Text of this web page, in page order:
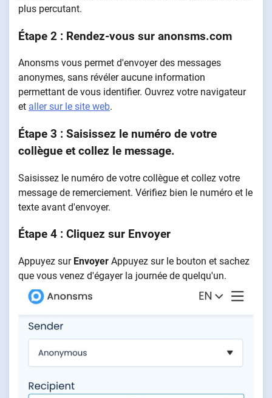
plus percutant.
Étape 2 : Rendez-vous sur anonsms.com
Anonsms vous permet d'envoyer des messages
anonymes, sans révéler aucune information
permettant de vous identifier. Ouvrez votre navigateur
et aller sur le site web.
Étape 3 : Saisissez le numéro de votre
collègue et collez le message.
Saisissez le numéro de votre collègue et collez votre
message de remerciement. Vérifiez bien le numéro et le
texte avant d'envoyer.
Étape 4 : Cliquez sur Envoyer
Appuyez sur Envoyer Appuyez sur le bouton et sachez
que vous venez d'égayer la journée de quelqu'un.